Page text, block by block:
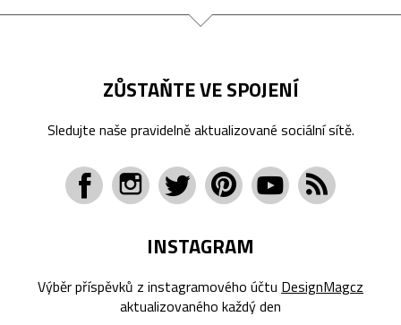
ZŮSTAŇTE VE SPOJENÍ
Sledujte naše pravidelně aktualizované sociální sítě.
INSTAGRAM
Výběr příspěvků z instagramového účtu DesignMagcz
aktualizovaného každý den